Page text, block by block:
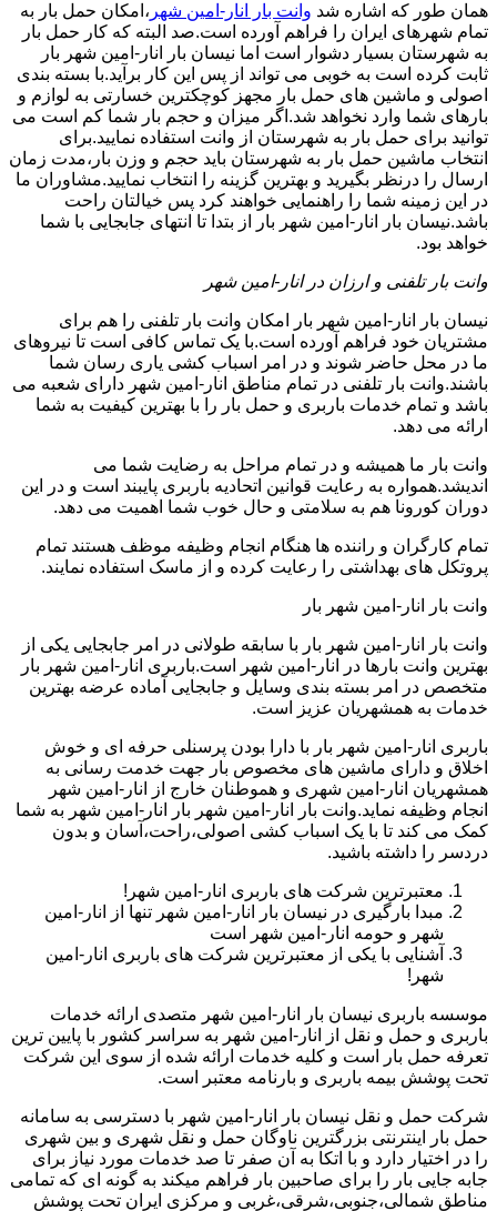
همان طور که اشاره شد وانت بار انار-امین شهر ،امکان حمل بار به
تمام شهرهای ایران را فراهم آورده است.صد البته که کار حمل بار
به شهرستان بسیار دشوار است اما نیسان بار انار-امین شهر بار
ثابت کرده است به خوبی می تواند از پس این کار برآید.با بسته بندی
اصولی و ماشین های حمل بار مجهز کوچکترین خسارتی به لوازم و
بارهای شما وارد نخواهد شد.اگر میزان و حجم بار شما کم است می
توانید برای حمل بار به شهرستان از وانت استفاده نمایید.برای
انتخاب ماشین حمل بار به شهرستان باید حجم و وزن بار،مدت زمان
ارسال را درنظر بگیرید و بهترین گزینه را انتخاب نمایید.مشاوران ما
در این زمینه شما را راهنمایی خواهند کرد پس خیالتان راحت
باشد.نیسان بار انار-امین شهر بار از بتدا تا انتهای جابجایی با شما
خواهد بود.
وانت بار تلفنی و ارزان در انار-امین شهر
نیسان بار انار-امین شهر بار امکان وانت بار تلفنی را هم برای
مشتریان خود فراهم آورده است.با یک تماس کافی است تا نیروهای
ما در محل حاضر شوند و در امر اسباب کشی یاری رسان شما
باشند.وانت بار تلفنی در تمام مناطق انار-امین شهر دارای شعبه می
باشد و تمام خدمات باربری و حمل بار را با بهترین کیفیت به شما
ارائه می دهد.
وانت بار ما همیشه و در تمام مراحل به رضایت شما می
اندیشد.همواره به رعایت قوانین اتحادیه باربری پایبند است و در این
دوران کورونا هم به سلامتی و حال خوب شما اهمیت می دهد.
تمام کارگران و راننده ها هنگام انجام وظیفه موظف هستند تمام
پروتکل های بهداشتی را رعایت کرده و از ماسک استفاده نمایند.
وانت بار انار-امین شهر بار
وانت بار انار-امین شهر بار با سابقه طولانی در امر جابجایی یکی از
بهترین وانت بارها در انار-امین شهر است.باربری انار-امین شهر بار
متخصص در امر بسته بندی وسایل و جابجایی آماده عرضه بهترین
خدمات به همشهریان عزیز است.
باربری انار-امین شهر بار با دارا بودن پرسنلی حرفه ای و خوش
اخلاق و دارای ماشین های مخصوص بار جهت خدمت رسانی به
همشهریان انار-امین شهری و هموطنان خارج از انار-امین شهر
انجام وظیفه نماید.وانت بار انار-امین شهر بار انار-امین شهر به شما
کمک می کند تا با یک اسباب کشی اصولی،راحت،آسان و بدون
دردسر را داشته باشید.
معتبرترین شرکت های باربری انار-امین شهر!
مبدا بارگیری در نیسان بار انار-امین شهر تنها از انار-امین
شهر و حومه انار-امین شهر است
آشنایی با یکی از معتبرترین شرکت های باربری انار-امین
شهر!
موسسه باربری نیسان بار انار-امین شهر متصدی ارائه خدمات
باربری و حمل و نقل از انار-امین شهر به سراسر کشور با پایین ترین
تعرفه حمل بار است و کلیه خدمات ارائه شده از سوی این شرکت
تحت پوشش بیمه باربری و بارنامه معتبر است.
شرکت حمل و نقل نیسان بار انار-امین شهر با دسترسی به سامانه
حمل بار اینترنتی بزرگترین ناوگان حمل و نقل شهری و بین شهری
را در اختیار دارد و با اتکا به آن صفر تا صد خدمات مورد نیاز برای
جابه جایی بار را برای صاحبین بار فراهم میکند به گونه ای که تمامی
مناطق شمالی،جنوبی،شرقی،غربی و مرکزی ایران تحت پوشش